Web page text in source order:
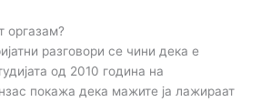
оргазам?
разговори се чини дека е
од 2010 година на
покажа дека мажите ја лажираат